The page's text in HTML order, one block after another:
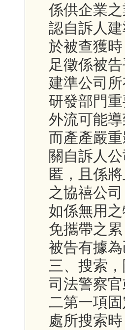
係供企業
認自訴人
於被查獲
足徵係被
建準公司
研發部門
外流可能
而產產嚴
關自訴人
匿，且係
之協禧公
如係無用
免攜帶之
被告有據
三、搜索
司法警察
二第一項
處所搜索